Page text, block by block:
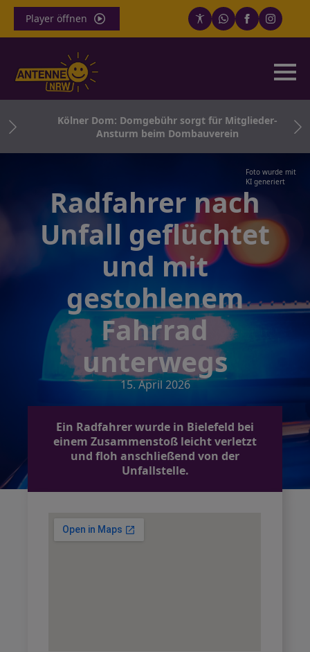
Player öffnen
Kölner Dom: Domgebühr sorgt für Mitglieder-
Ansturm beim Dombauverein
Foto wurde mit
KI generiert
Radfahrer nach
Unfall geflüchtet
und mit
gestohlenem
Fahrrad
unterwegs
15. April 2026
Ein Radfahrer wurde in Bielefeld bei
einem Zusammenstoß leicht verletzt
und floh anschließend von der
Unfallstelle.